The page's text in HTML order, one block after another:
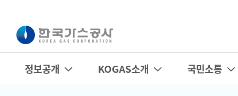
정보공개 KOGAS소개 국민소통